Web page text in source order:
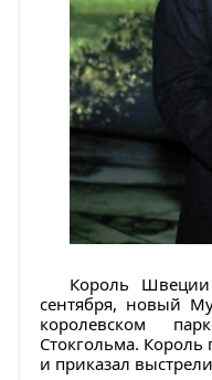
Король
сентября, новый
королевском
Стокгольма. Король
и приказал